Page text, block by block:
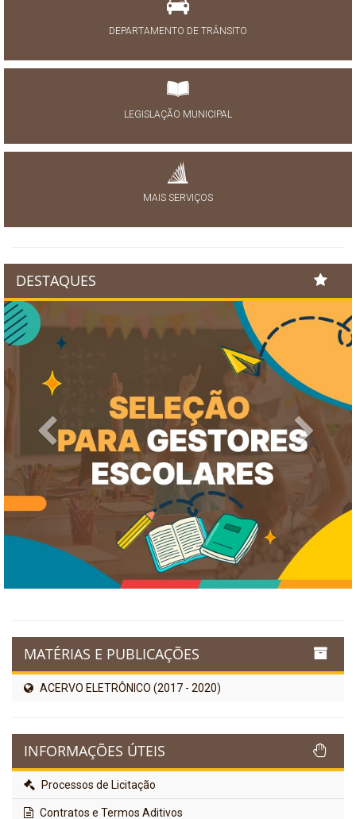
DEPARTAMENTO DE TRÂNSITO
LEGISLAÇÃO MUNICIPAL
MAIS SERVIÇOS
DESTAQUES
Previous Next
MATÉRIAS E PUBLICAÇÕES
ACERVO ELETRÔNICO (2017 - 2020)
INFORMAÇÕES ÚTEIS
Processos de Licitação
Contratos e Termos Aditivos